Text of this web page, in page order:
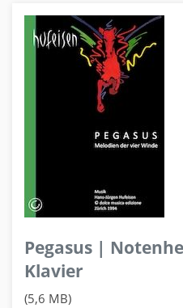
Pegasus |
Klavier
(5,6 MB)